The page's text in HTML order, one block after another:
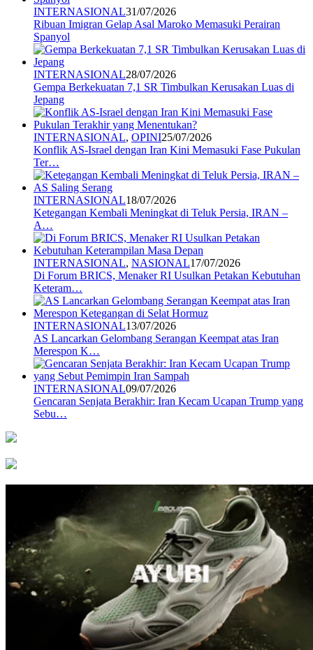
INTERNASIONAL31/07/2026
Ribuan Imigran Gelap Asal Maroko Memasuki Perairan
Spanyol
INTERNASIONAL28/07/2026
Gempa Berkekuatan 7,1 SR Timbulkan Kerusakan Luas di
Jepang
INTERNASIONAL, OPINI25/07/2026
Konflik AS-Israel dengan Iran Kini Memasuki Fase Pukulan
Ter…
INTERNASIONAL18/07/2026
Ketegangan Kembali Meningkat di Teluk Persia, IRAN –
A…
INTERNASIONAL, NASIONAL17/07/2026
Di Forum BRICS, Menaker RI Usulkan Petakan Kebutuhan
Keteram…
INTERNASIONAL13/07/2026
AS Lancarkan Gelombang Serangan Keempat atas Iran
Merespon K…
INTERNASIONAL09/07/2026
Gencaran Senjata Berakhir: Iran Kecam Ucapan Trump yang
Sebu…